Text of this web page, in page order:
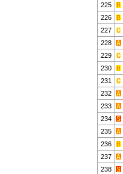
225
226
227
228
229
230
231
232
233
234
235
236
237
238